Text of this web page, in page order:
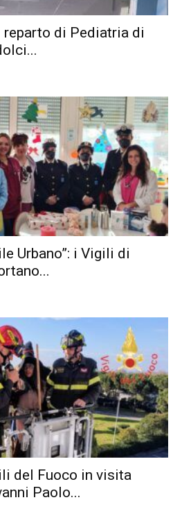
di Pediatria di
Urbano”: i Vigili di
del Fuoco in visita
Paolo...